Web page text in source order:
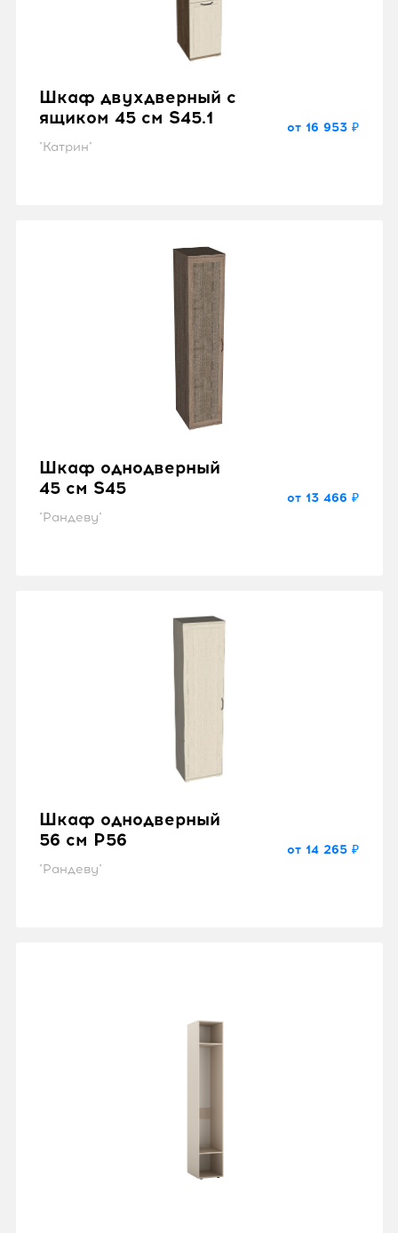
Шкаф двухдверный с
ящиком 45 см S45.1
"Катрин"
от 16 953 ₽
Шкаф однодверный
45 см S45
"Рандеву"
от 13 466 ₽
Шкаф однодверный
56 см P56
"Рандеву"
от 14 265 ₽